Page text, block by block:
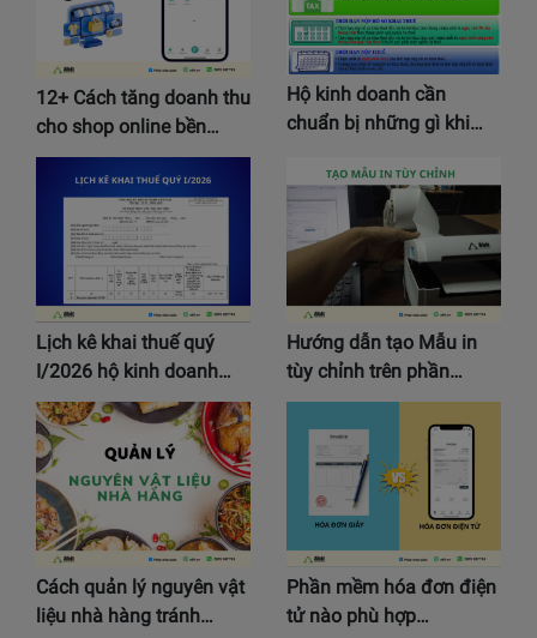
12+ Cách tăng doanh thu
cho shop online bền…
Hộ kinh doanh cần
chuẩn bị những gì khi…
Lịch kê khai thuế quý
I/2026 hộ kinh doanh…
Hướng dẫn tạo Mẫu in
tùy chỉnh trên phần…
Cách quản lý nguyên vật
liệu nhà hàng tránh…
Phần mềm hóa đơn điện
tử nào phù hợp…